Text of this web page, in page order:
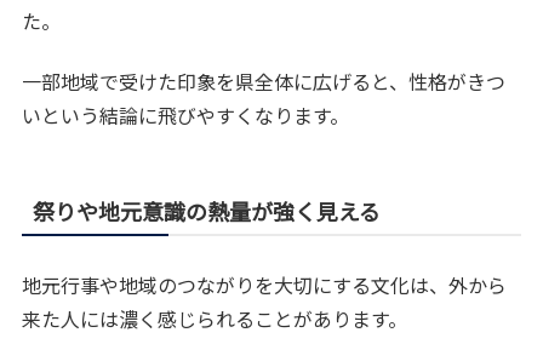
た。
一部地域で受けた印象を県全体に広げると、性格がきつ
いという結論に飛びやすくなります。
祭りや地元意識の熱量が強く見える
地元行事や地域のつながりを大切にする文化は、外から
来た人には濃く感じられることがあります。